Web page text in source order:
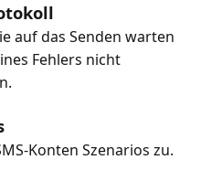
auf das Senden warten
Fehlers nicht
Konten Szenarios zu.